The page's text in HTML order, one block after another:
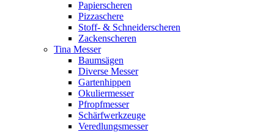
Papierscheren
Pizzaschere
Stoff- & Schneiderscheren
Zackenscheren
Tina Messer
Baumsägen
Diverse Messer
Gartenhippen
Okuliermesser
Pfropfmesser
Schärfwerkzeuge
Veredlungsmesser